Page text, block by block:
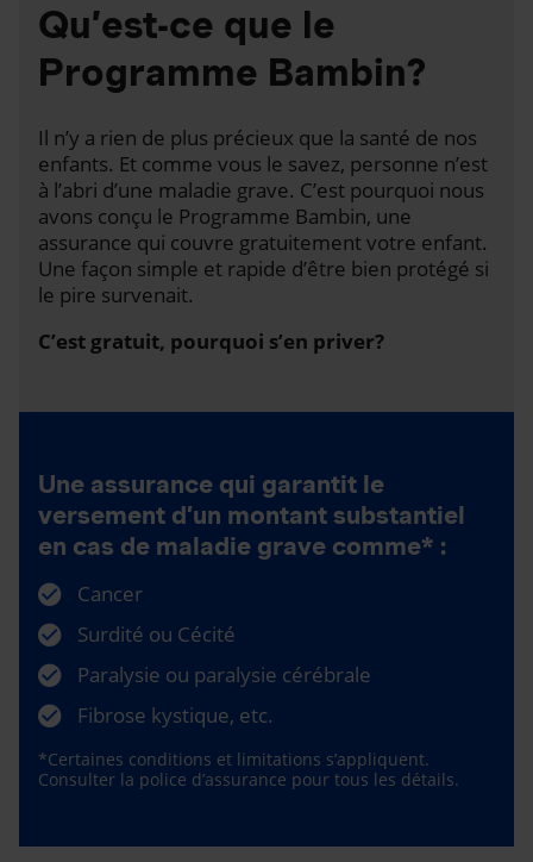
Qu’est-ce que le
Programme Bambin?
Il n’y a rien de plus précieux que la santé de nos
enfants. Et comme vous le savez, personne n’est
à l’abri d’une maladie grave. C’est pourquoi nous
avons conçu le Programme Bambin, une
assurance qui couvre gratuitement votre enfant.
Une façon simple et rapide d’être bien protégé si
le pire survenait.
C’est gratuit, pourquoi s’en priver?
Une assurance qui garantit le
versement d’un montant substantiel
en cas de maladie grave comme* :
Cancer
Surdité ou Cécité
Paralysie ou paralysie cérébrale
Fibrose kystique, etc.
*Certaines conditions et limitations s’appliquent.
Consulter la police d’assurance pour tous les détails.